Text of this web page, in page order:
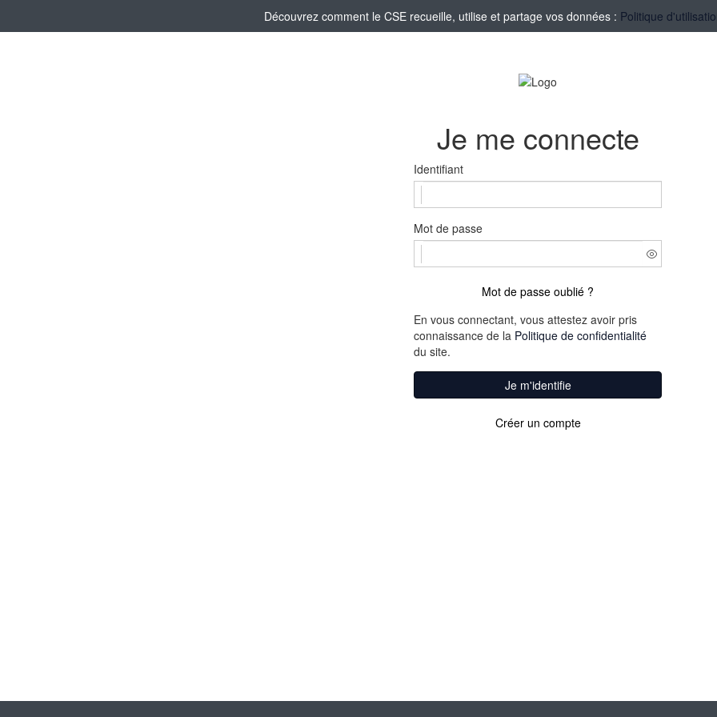
Découvrez comment le CSE recueille, utilise et partage vos données : Politique
Je me connecte
Identifiant
Mot de passe
Mot de passe oublié ?
En vous connectant, vous attestez avoir pris
connaissance de la Politique de confidentialité
du site.
Je m'identifie
Créer un compte